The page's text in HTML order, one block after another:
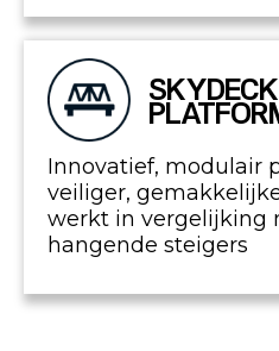
SKYDECK
Innovatief, modulair
veiliger,
werkt in vergelijking
hangende steigers